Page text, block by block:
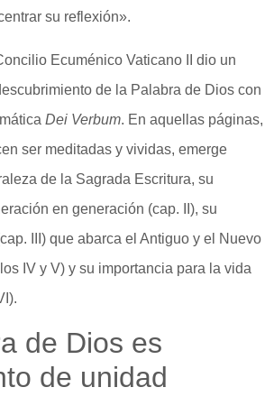
su reflexión».
Ecuménico Vaticano II dio un
de la Palabra de Dios con
Dei Verbum. En aquellas páginas,
ser meditadas y vividas, emerge
de la Sagrada Escritura, su
en generación (cap. II), su
III) que abarca el Antiguo y el Nuevo
IV y V) y su importancia para la vida
de Dios es
de unidad